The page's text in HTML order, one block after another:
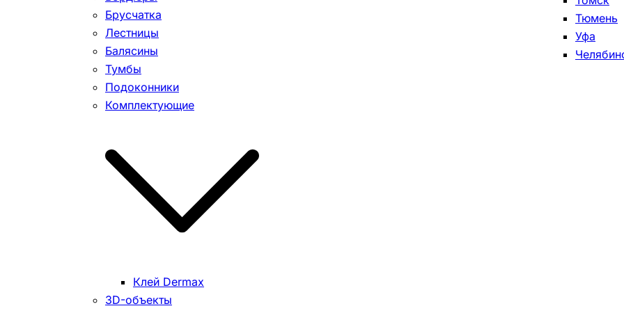
Брусчатка
Лестницы
Балясины
Тумбы
Подоконники
Комплектующие
Клей Dermax
3D-объекты
Тюмень
Уфа